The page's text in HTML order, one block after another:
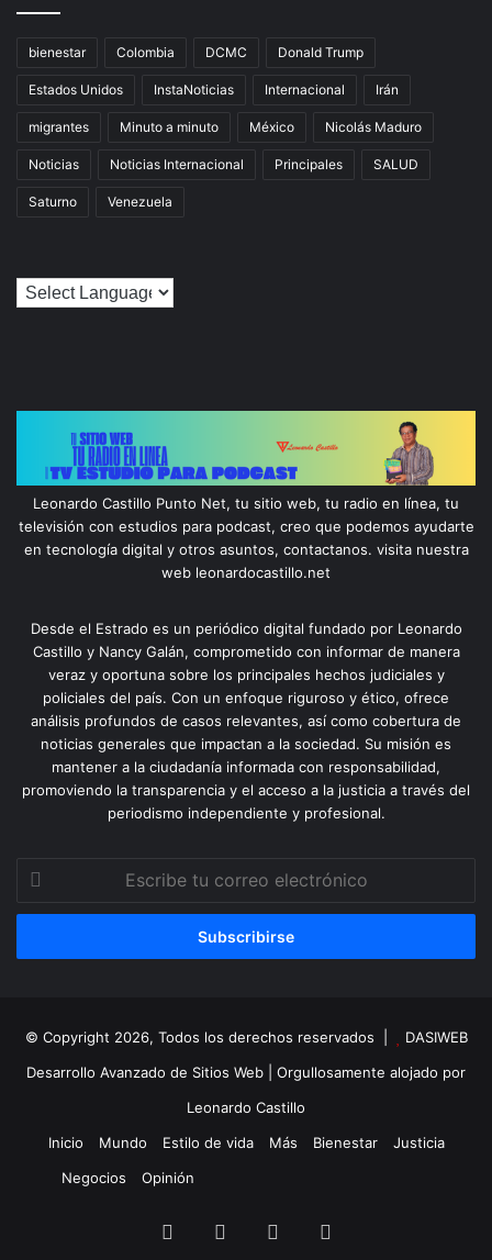
bienestar Colombia DCMC Donald Trump
Estados Unidos InstaNoticias Internacional Irán
migrantes Minuto a minuto México Nicolás Maduro
Noticias Noticias Internacional Principales SALUD
Saturno Venezuela
Leonardo Castillo Punto Net, tu sitio web, tu radio en línea, tu
televisión con estudios para podcast, creo que podemos ayudarte
en tecnología digital y otros asuntos, contactanos. visita nuestra
web leonardocastillo.net
Desde el Estrado es un periódico digital fundado por Leonardo
Castillo y Nancy Galán, comprometido con informar de manera
veraz y oportuna sobre los principales hechos judiciales y
policiales del país. Con un enfoque riguroso y ético, ofrece
análisis profundos de casos relevantes, así como cobertura de
noticias generales que impactan a la sociedad. Su misión es
mantener a la ciudadanía informada con responsabilidad,
promoviendo la transparencia y el acceso a la justicia a través del
periodismo independiente y profesional.
Escribe
correo
© Copyright 2026, Todos los derechos reservados |
DASIWEB
Desarrollo Avanzado de Sitios Web | Orgullosamente alojado por
Leonardo Castillo
Inicio
Mundo Estilo de vida Más Bienestar
Justicia
Negocios
Opinión
Facebook YouTube